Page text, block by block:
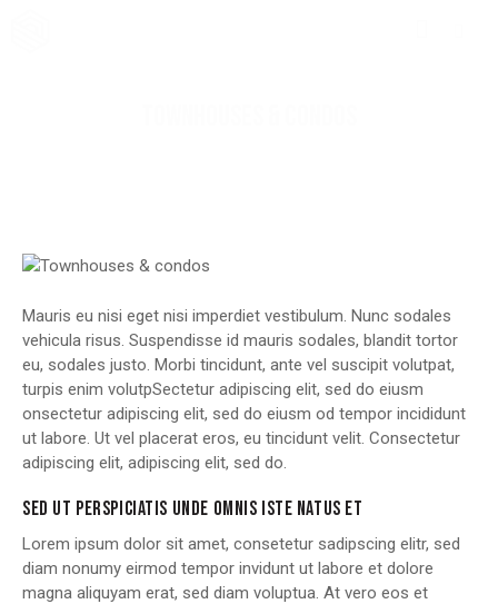
Mauris eu nisi eget nisi imperdiet vestibulum. Nunc sodales
vehicula risus. Suspendisse id mauris sodales, blandit tortor
eu, sodales justo. Morbi tincidunt, ante vel suscipit volutpat,
turpis enim volutpSectetur adipiscing elit, sed do eiusm
onsectetur adipiscing elit, sed do eiusm od tempor incididunt
ut labore. Ut vel placerat eros, eu tincidunt velit. Consectetur
adipiscing elit, adipiscing elit, sed do.
SED UT PERSPICIATIS UNDE OMNIS ISTE NATUS ET
Lorem ipsum dolor sit amet, consetetur sadipscing elitr, sed
diam nonumy eirmod tempor invidunt ut labore et dolore
magna aliquyam erat, sed diam voluptua. At vero eos et